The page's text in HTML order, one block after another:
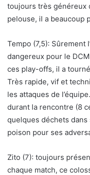
toujours très généreux
pelouse, il a beaucoup
Tempo (7,5): Sûrement
dangereux pour le
ces play-offs, il a
Très rapide, vif et
les attaques de
durant la rencontre (8
quelques déchets
poison pour ses
Zito (7): toujours
chaque match, ce